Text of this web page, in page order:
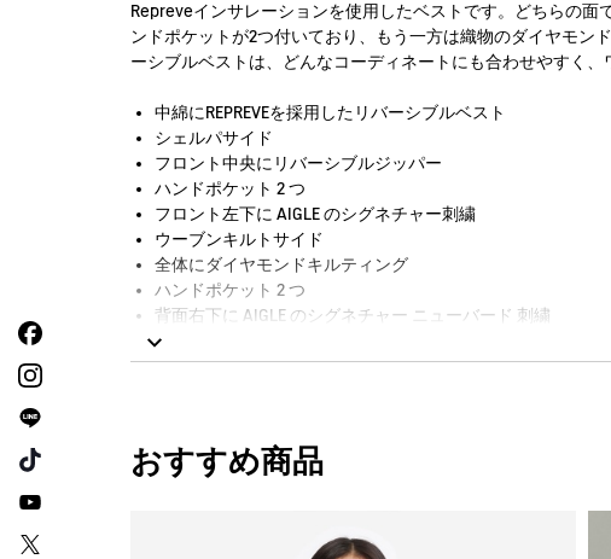
Repreveインサレーションを使用したベストです。どちらの
ンドポケットが2つ付いており、もう一方は織物のダイヤモ
ーシブルベストは、どんなコーディネートにも合わせやすく、
中綿にREPREVEを採用したリバーシブルベスト
シェルパサイド
フロント中央にリバーシブルジッパー
ハンドポケット 2 つ
フロント左下に AIGLE のシグネチャー刺繍
ウーブンキルトサイド
全体にダイヤモンドキルティング
ハンドポケット 2 つ
背面右下に AIGLE のシグネチャー ニューバード 刺繍
REPREVE
AIGLE FOR TOMORROW（再生素材や環境に配慮した生産背
おすすめ商品